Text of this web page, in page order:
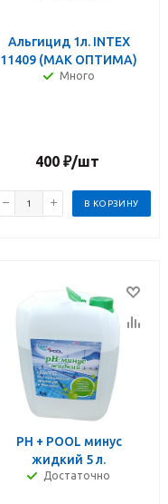
Альгицид 1л. INTEX
11409 (МАК ОПТИМА)
Много
400₽/шт
В КОРЗИНУ
PH + POOL минус
жидкий 5 л.
Достаточно